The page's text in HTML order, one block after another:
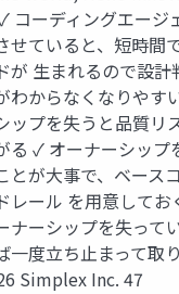
コーディングエージ
せていると、短時間
が 生まれるので設計
わからなくなりやす
ップを失うと品質リ
る ✓ オーナーシップ
とが大事で、ベース
レール を用意してお
ナーシップを失って
一度立ち止まって取
Simplex Inc. 47